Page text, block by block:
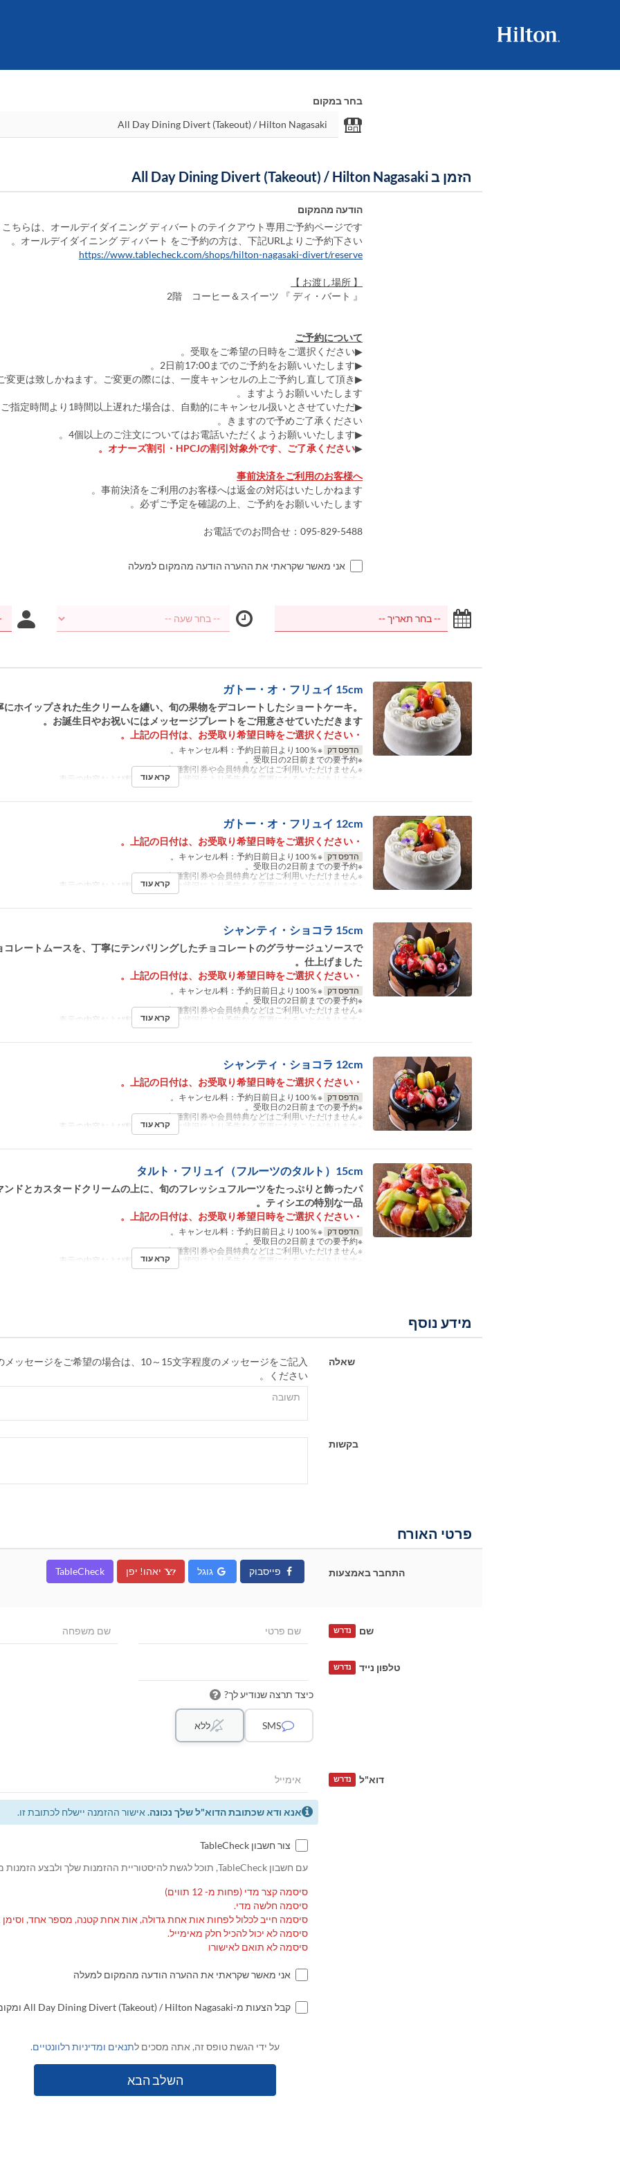
בחר במקום
הזמן ב All Day Dining Divert (Takeout) / Hilton Nagasaki
הודעה מהמקום
こちらは、オールデイダイニング ディバートのテイクアウト専用ご予約ページです。
オールデイダイニング ディバート をご予約の方は、下記URLよりご予約下さい。
https://www.tablecheck.com/shops/hilton-nagasaki-divert/reserve
【 お渡し場所 】
2階 コーヒー＆スイーツ 『 ディ・バート 』
ご予約について
▶受取をご希望の日時をご選択ください。
▶2日前17:00までのご予約をお願いいたします。
変更は致しかねます。ご変更の際には、一度キャンセルの上ご予約し直して頂き
ますようお願いいたします。
ご指定時間より1時間以上遅れた場合は、自動的にキャンセル扱いとさせていただ
きますので予めご了承ください。
▶4個以上のご注文についてはお電話いただくようお願いいたします。
▶
オナーズ割引・HPCJの割引対象外です、ご了承ください。
事前決済をご利用のお客様へ
事前決済をご利用のお客様へは返金の対応はいたしかねます。
必ずご予定を確認の上、ご予約をお願いいたします。
お電話でのお問合せ：095-829-5488
אני מאשר שקראתי את ההערה הודעה מהמקום למעלה
ガトー・オ・フリュイ 15cm
にホイップされた生クリームを纏い、旬の果物をデコレートしたショートケーキ。
お誕生日やお祝いにはメッセージプレートをご用意させていただきます。
・上記の日付は、お受取り希望日時をご選択ください。
הדפס דק ※キャンセル料：予約日前日より100％。
※受取日の2日前までの要予約。
※各種割引券や会員特典などはご利用いただけません。
קרא עוד
ガトー・オ・フリュイ 12cm
・上記の日付は、お受取り希望日時をご選択ください。
הדפס דק ※キャンセル料：予約日前日より100％。
※受取日の2日前までの要予約。
※各種割引券や会員特典などはご利用いただけません。
קרא עוד
シャンティ・ショコラ 15cm
コレートムースを、丁寧にテンパリングしたチョコレートのグラサージュソースで
仕上げました。
・上記の日付は、お受取り希望日時をご選択ください。
הדפס דק ※キャンセル料：予約日前日より100％。
※受取日の2日前までの要予約。
※各種割引券や会員特典などはご利用いただけません。
קרא עוד
シャンティ・ショコラ 12cm
・上記の日付は、お受取り希望日時をご選択ください。
הדפס דק ※キャンセル料：予約日前日より100％。
※受取日の2日前までの要予約。
※各種割引券や会員特典などはご利用いただけません。
קרא עוד
タルト・フリュイ（フルーツのタルト）15cm
ンドとカスタードクリームの上に、旬のフレッシュフルーツをたっぷりと飾ったパ
ティシエの特別な一品。
・上記の日付は、お受取り希望日時をご選択ください。
הדפס דק ※キャンセル料：予約日前日より100％。
※受取日の2日前までの要予約。
※各種割引券や会員特典などはご利用いただけません。
קרא עוד
מידע נוסף
שאלה
メッセージをご希望の場合は、10～15文字程度のメッセージをご記入
ください。
בקשות
פרטי האורח
התחבר באמצעות פייסבוק גוגל יאהו! יפן TableCheck
שם נדרש
טלפון נייד נדרש
כיצד תרצה שנודיע לך?
SMS ללא
דוא"ל נדרש
אנא ודא שכתובת הדוא"ל שלך נכונה.אישור ההזמנה יישלח לכתובת זו.
צור חשבון TableCheck
עם חשבון TableCheck, תוכל לגשת להיסטוריית ההזמנות שלך ולבצע הזמנות מחוזרות.
סיסמה קצר מדי (פחות מ- 12 תווים)
סיסמה חלשה מדי.
סיסמה חייב לכלול לפחות אות אחת גדולה, אות אחת קטנה, מספר אחד,
סיסמה לא יכול להכיל חלק מאימייל.
סיסמה לא תואם לאישורו
אני מאשר שקראתי את ההערה הודעה מהמקום למעלה
קבל הצעות מ-All Day Dining Divert (Takeout) / Hilton Nagasaki ומקומות נוספים
על ידי הגשת טופס זה, אתה מסכים לתנאים ומדיניות רלוונטיים.